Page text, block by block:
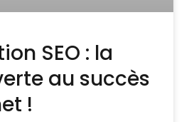
SEO : la
au succès
!